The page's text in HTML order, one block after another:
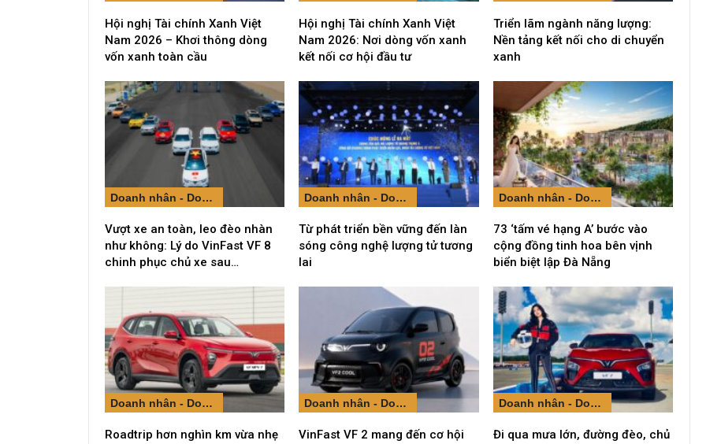
Hội nghị Tài chính Xanh Việt
Nam 2026 – Khơi thông dòng
vốn xanh toàn cầu
Hội nghị Tài chính Xanh Việt
Nam 2026: Nơi dòng vốn xanh
kết nối cơ hội đầu tư
Triển lãm ngành năng lượng:
Nền tảng kết nối cho di chuyển
xanh
Doanh nhân - Doanh nghiệp
Vượt xe an toàn, leo đèo nhàn
như không: Lý do VinFast VF 8
chinh phục chủ xe sau…
Doanh nhân - Doanh nghiệp
Từ phát triển bền vững đến làn
sóng công nghệ lượng tử tương
lai
Doanh nhân - Doanh nghiệp
73 ‘tấm vé hạng A’ bước vào
cộng đồng tinh hoa bên vịnh
biển biệt lập Đà Nẵng
Doanh nhân - Doanh nghiệp
Roadtrip hơn nghìn km vừa nhẹ
Doanh nhân - Doanh nghiệp
VinFast VF 2 mang đến cơ hội
Doanh nhân - Doanh nghiệp
Đi qua mưa lớn, đường đèo, chủ